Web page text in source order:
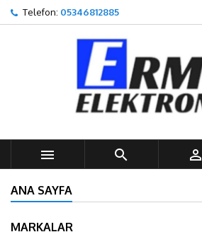
Telefon: 05346812885
  
ANA SAYFA
MARKALAR